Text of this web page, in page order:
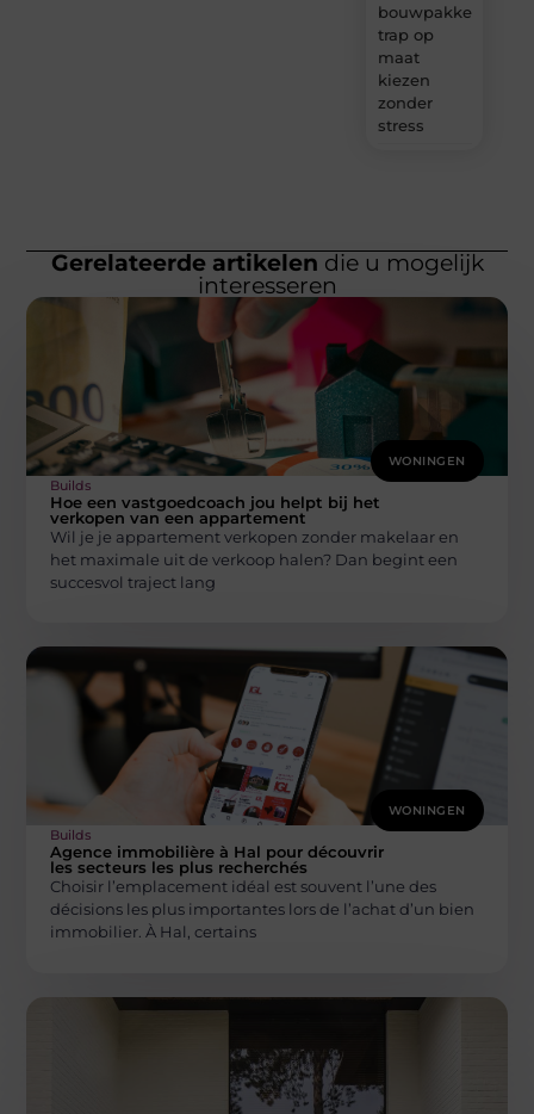
bouwpakket
trap op
maat
kiezen
zonder
stress
Gerelateerde artikelen die u mogelijk
interesseren
WONINGEN
Builds
Hoe een vastgoedcoach jou helpt bij het
verkopen van een appartement
Wil je je appartement verkopen zonder makelaar en
het maximale uit de verkoop halen? Dan begint een
succesvol traject lang
WONINGEN
Builds
Agence immobilière à Hal pour découvrir
les secteurs les plus recherchés
Choisir l’emplacement idéal est souvent l’une des
décisions les plus importantes lors de l’achat d’un bien
immobilier. À Hal, certains